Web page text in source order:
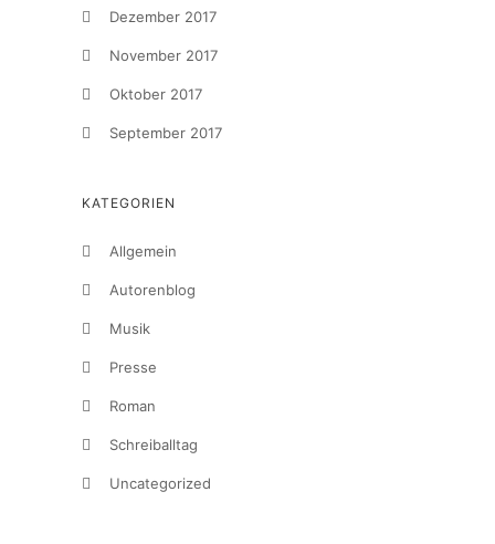
Dezember 2017
November 2017
Oktober 2017
September 2017
KATEGORIEN
Allgemein
Autorenblog
Musik
Presse
Roman
Schreiballtag
Uncategorized